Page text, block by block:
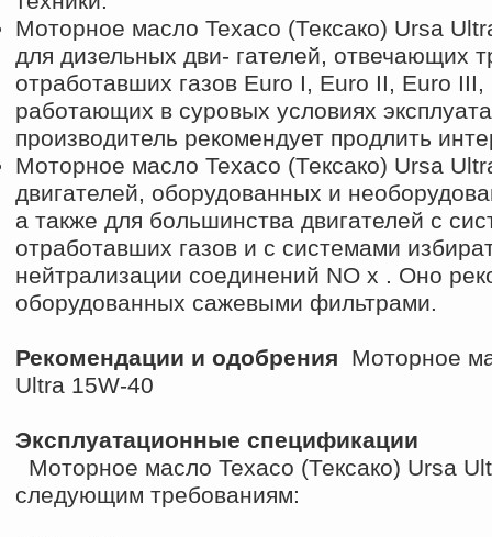
Моторное масло Texaco (Тексако) Ursa
для дизельных дви- гателей, отвечающих
отработавших газов Euro I, Euro II, Euro
работающих в суровых условиях
производитель рекомендует продлить
Моторное масло Texaco (Тексако) Ursa
двигателей, оборудованных и
а также для большинства двигателей с
отработавших газов и с системами
нейтрализации соединений NO x . Оно
оборудованных сажевыми фильтрами.
Рекомендации и одобрения Моторное
Ultra 15W-40
Эксплуатационные спецификации
Моторное масло Texaco (Тексако) Ursa
следующим требованиям: